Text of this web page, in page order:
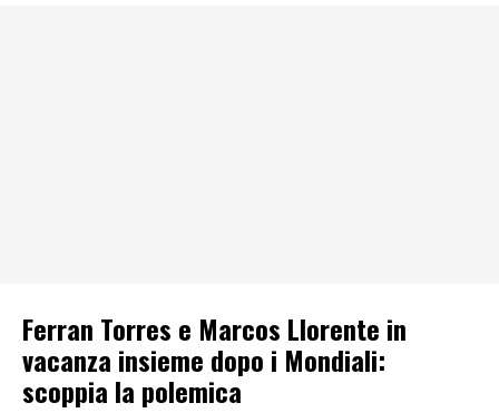
Ferran Torres e Marcos Llorente in
vacanza insieme dopo i Mondiali:
scoppia la polemica